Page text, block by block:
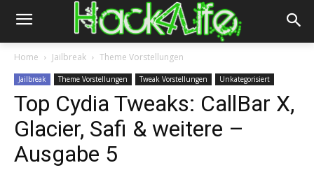
Home Jailbreak Theme Vorstellungen
Jailbreak Theme Vorstellungen Tweak Vorstellungen Unkategorisiert
Top Cydia Tweaks: CallBar X,
Glacier, Safi & weitere –
Ausgabe 5